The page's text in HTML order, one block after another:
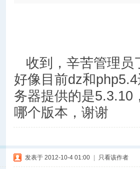
收到，辛苦管理员
好像目前dz和
务器提供的是5.3.10
哪个版本，谢谢
发表于 2012-10-4 01:00 只看该作者